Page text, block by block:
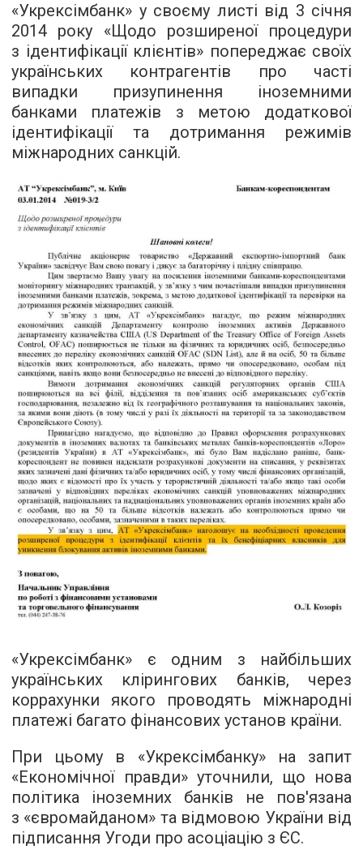
«Укрексімбанк» у своєму листі від 3 січня
2014 року «Щодо розширеної процедури
з ідентифікації клієнтів» попереджає своїх
українських контрагентів про часті
випадки призупинення іноземними
банками платежів з метою додаткової
ідентифікації та дотримання режимів
міжнародних санкцій.
«Укрексімбанк» є одним з найбільших
українських клірингових банків, через
коррахунки якого проводять міжнародні
платежі багато фінансових установ країни.
При цьому в «Укрексімбанку» на запит
«Економічної правди» уточнили, що нова
політика іноземних банків не пов'язана
з «євромайданом» та відмовою України від
підписання Угоди про асоціацію з ЄС.